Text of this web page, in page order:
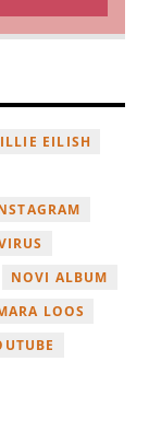
EILISH
NOVI ALBUM
LOOS